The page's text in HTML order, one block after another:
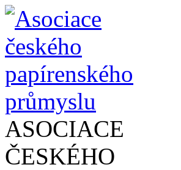
ASOCIACE
ČESKÉHO